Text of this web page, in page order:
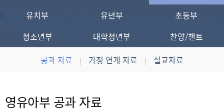
유치부
유년부
초등부
청소년부
대학청년부
찬양/챈트
공과 자료
| 가정 연계 자료 | 설교자료
영유아부 공과 자료